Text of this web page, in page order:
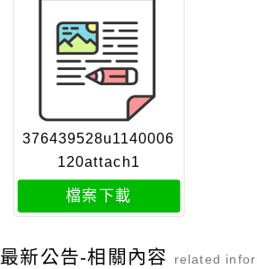
376439528u1140006
120attach1
檔案下載
最新公告-相關內容 related